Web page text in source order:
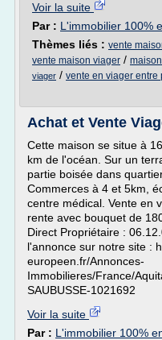
Voir la suite
Par : L'immobilier 100%
Thèmes liés : vente
vente maison viager /
viager / vente en viager entre
Achat et Vente
Cette maison se situe à
km de l'océan. Sur un
partie boisée dans
Commerces à 4 et 5km,
centre médical. Vente en
rente avec bouquet de
Direct Propriétaire :
l'annonce sur notre site :
europeen.fr/Annonces-
Immobilieres/France/
SAUBUSSE-1021692
Voir la suite
Par : L'immobilier 100%